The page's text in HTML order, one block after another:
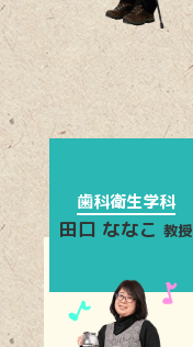
歯科衛生学科
田口 ななこ 教授